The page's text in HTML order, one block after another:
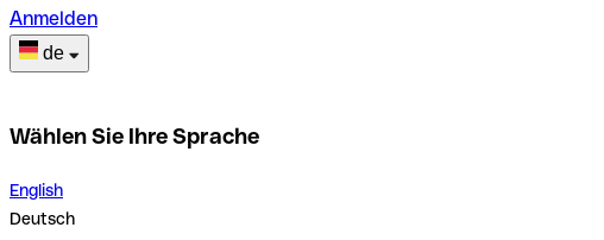
Anmelden
de
Wählen Sie Ihre Sprache
English
Deutsch